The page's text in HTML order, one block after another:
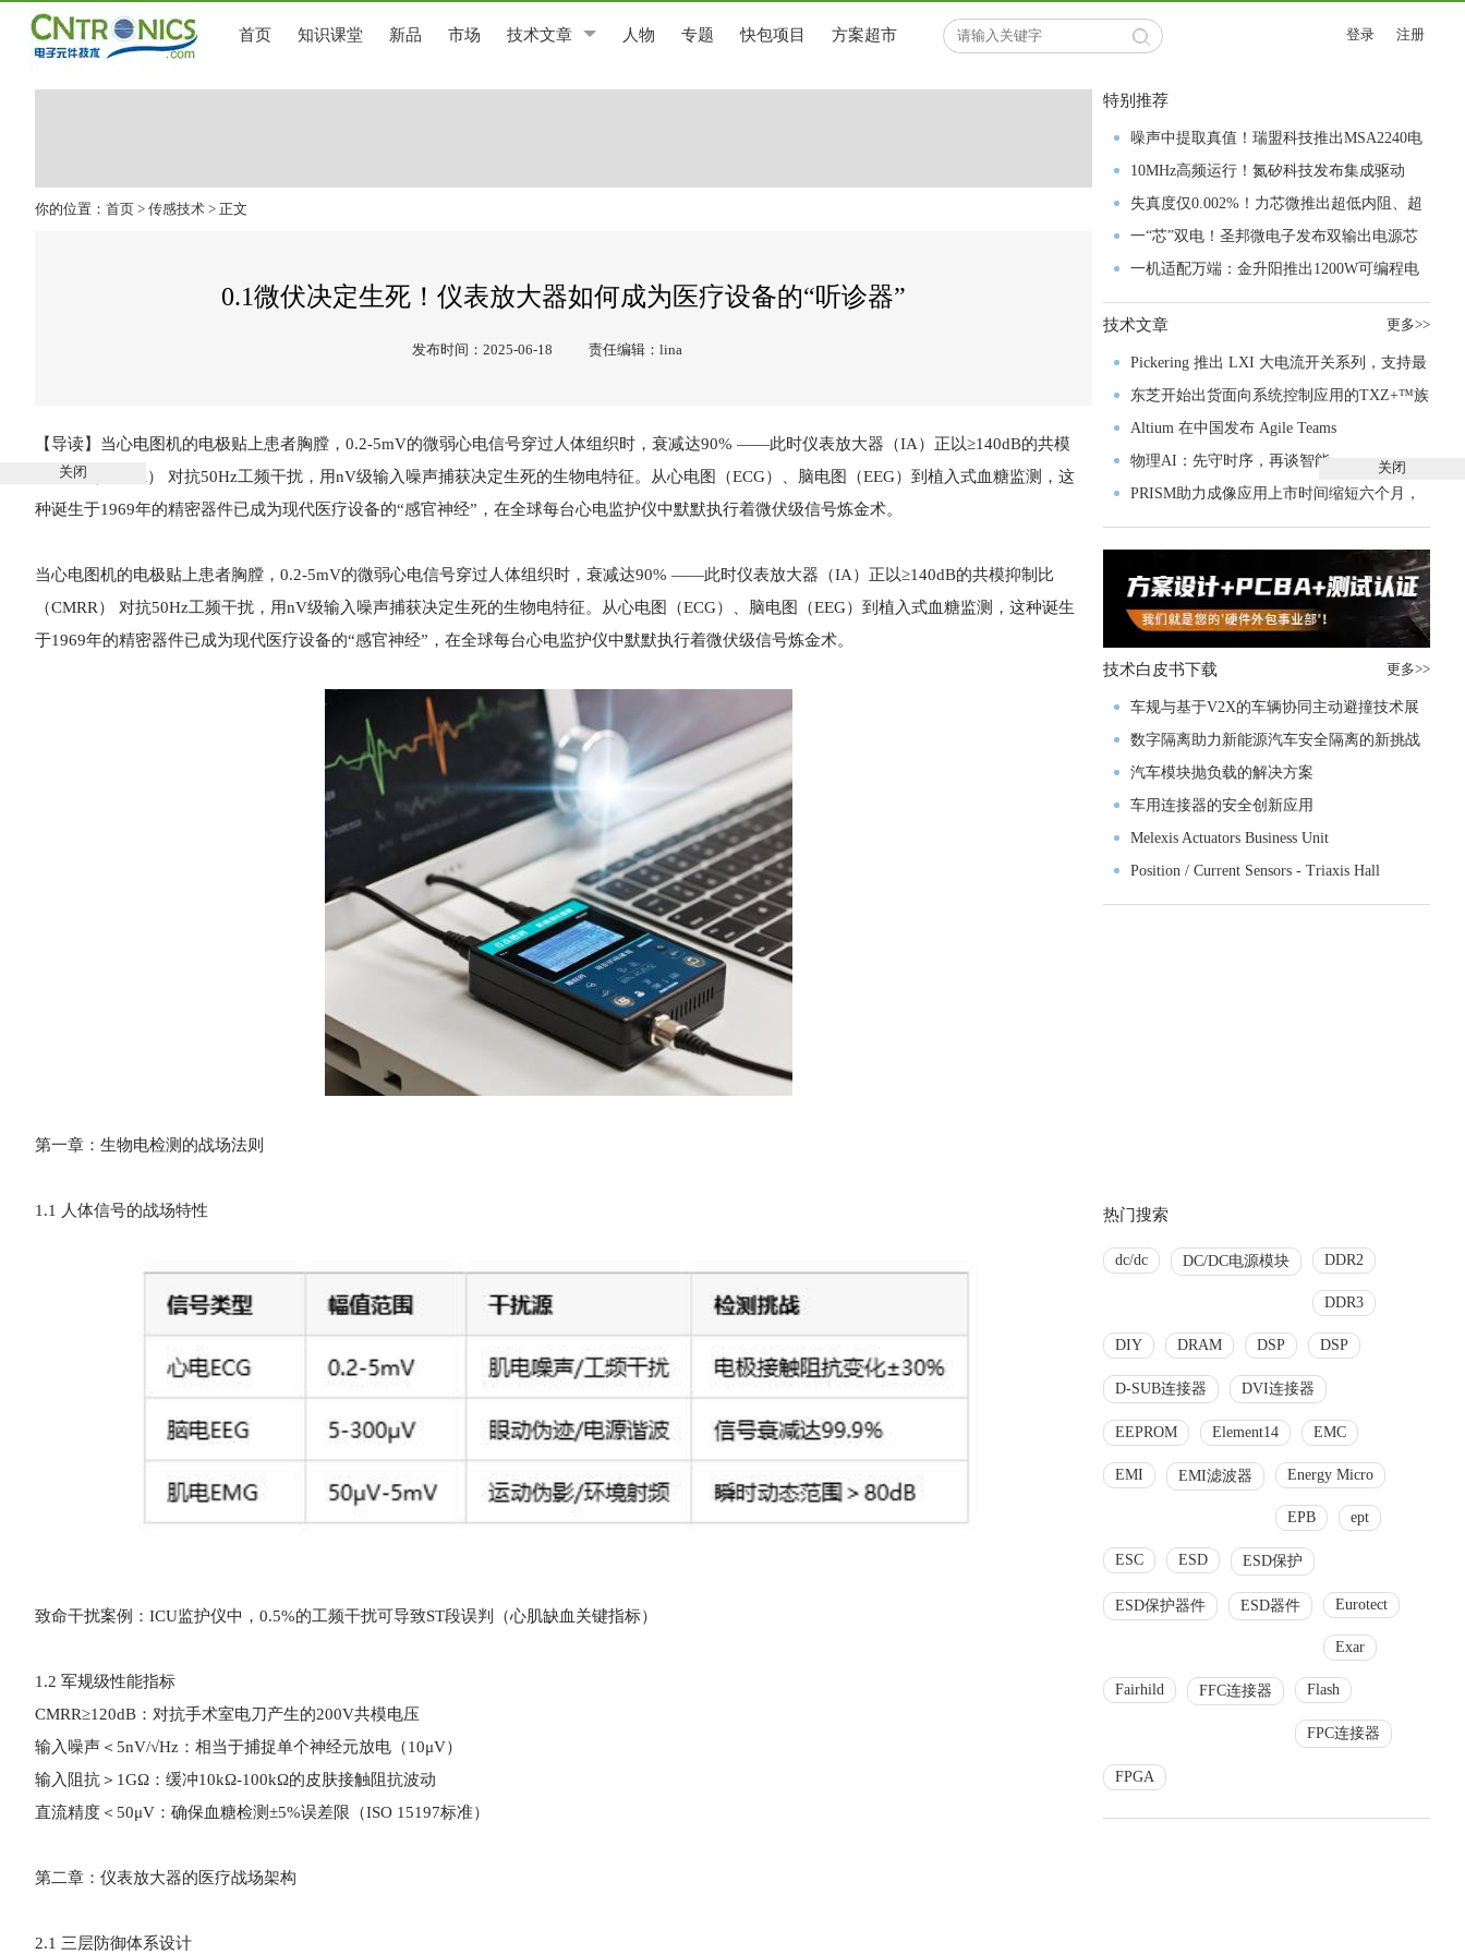
首页 知识课堂 新品 市场 技术文章 人物 专题 快包项目 方案超市 登录 注册
你的位置： 首页 > 传感技术 > 正文
0.1微伏决定生死！仪表放大器如何成为医疗设备的“听诊器”
发布时间：2025-06-18 责任编辑：lina
【导读】当心电图机的电极贴上患者胸膛，0.2-5mV的微弱心电信号穿过人体组织时，衰减达90% ——此时仪表放大器（IA）正以≥140dB的共模
抑制比（CMRR） 对抗50Hz工频干扰，用nV级输入噪声捕获决定生死的生物电特征。从心电图（ECG）、脑电图（EEG）到植入式血糖监测，这
种诞生于1969年的精密器件已成为现代医疗设备的“感官神经”，在全球每台心电监护仪中默默执行着微伏级信号炼金术。
当心电图机的电极贴上患者胸膛，0.2-5mV的微弱心电信号穿过人体组织时，衰减达90% ——此时仪表放大器（IA）正以≥140dB的共模抑制比
（CMRR） 对抗50Hz工频干扰，用nV级输入噪声捕获决定生死的生物电特征。从心电图（ECG）、脑电图（EEG）到植入式血糖监测，这种诞生
于1969年的精密器件已成为现代医疗设备的“感官神经”，在全球每台心电监护仪中默默执行着微伏级信号炼金术。
第一章：生物电检测的战场法则
1.1 人体信号的战场特性
致命干扰案例：ICU监护仪中，0.5%的工频干扰可导致ST段误判（心肌缺血关键指标）
1.2 军规级性能指标
CMRR≥120dB：对抗手术室电刀产生的200V共模电压
输入噪声＜5nV/√Hz：相当于捕捉单个神经元放电（10μV）
输入阻抗＞1GΩ：缓冲10kΩ-100kΩ的皮肤接触阻抗波动
直流精度＜50μV：确保血糖检测±5%误差限（ISO 15197标准）
第二章：仪表放大器的医疗战场架构
2.1 三层防御体系设计
特别推荐
噪声中提取真值！瑞盟科技推出MSA2240电
流检测芯片赋能多元高端测量场景
10MHz高频运行！氮矽科技发布集成驱动
GaN芯片，助力电源能效再攀新高
失真度仅0.002%！力芯微推出超低内阻、超
低失真4PST模拟开关
一“芯”双电！圣邦微电子发布双输出电源芯
片，简化AFE与音频设计
一机适配万端：金升阳推出1200W可编程电
源，赋能高端装备制造
技术文章 更多>>
Pickering 推出 LXI 大电流开关系列，支持最
高 80A、300V 信号
东芝开始出货面向系统控制应用的TXZ+™族
入门级M4V组
Altium 在中国发布 Agile Teams
物理AI：先守时序，再谈智能
PRISM助力成像应用上市时间缩短六个月，
实战指南一文解读
技术白皮书下载 更多>>
车规与基于V2X的车辆协同主动避撞技术展
望
数字隔离助力新能源汽车安全隔离的新挑战
汽车模块抛负载的解决方案
车用连接器的安全创新应用
Melexis Actuators Business Unit
Position / Current Sensors - Triaxis Hall
热门搜索
dc/dc DC/DC电源模块 DDR2
DDR3
DIY DRAM DSP DSP
D-SUB连接器 DVI连接器
EEPROM Element14 EMC
EMI EMI滤波器 Energy Micro
EPB ept
ESC ESD ESD保护
ESD保护器件 ESD器件 Eurotect
Exar
Fairhild FFC连接器 Flash
FPC连接器
FPGA
关闭 关闭